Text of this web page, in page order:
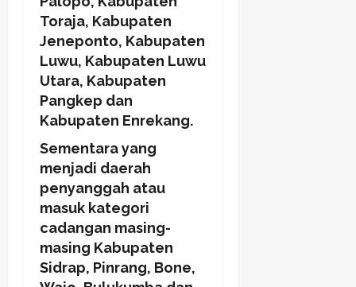
Toraja, Kabupaten
Jeneponto, Kabupaten
Luwu, Kabupaten Luwu
Utara, Kabupaten
Pangkep dan
Kabupaten Enrekang.
Sementara yang
menjadi daerah
penyanggah atau
masuk kategori
cadangan masing-
masing Kabupaten
Sidrap, Pinrang, Bone,